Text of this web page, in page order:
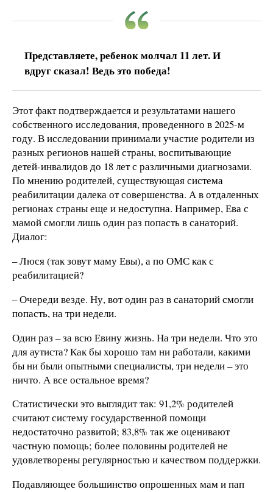
Представляете, ребенок молчал 11 лет. И
вдруг сказал! Ведь это победа!
Этот факт подтверждается и результатами нашего
собственного исследования, проведенного в 2025-м
году. В исследовании принимали участие родители из
разных регионов нашей страны, воспитывающие
детей-инвалидов до 18 лет с различными диагнозами.
По мнению родителей, существующая система
реабилитации далека от совершенства. А в отдаленных
регионах страны еще и недоступна. Например, Ева с
мамой смогли лишь один раз попасть в санаторий.
Диалог:
– Люся (так зовут маму Евы), а по ОМС как с
реабилитацией?
– Очереди везде. Ну, вот один раз в санаторий смогли
попасть, на три недели.
Один раз – за всю Евину жизнь. На три недели. Что это
для аутиста? Как бы хорошо там ни работали, какими
бы ни были опытными специалисты, три недели – это
ничто. А все остальное время?
Статистически это выглядит так: 91,2% родителей
считают систему государственной помощи
недостаточно развитой; 83,8% так же оценивают
частную помощь; более половины родителей не
удовлетворены регулярностью и качеством поддержки.
Подавляющее большинство опрошенных мам и пап